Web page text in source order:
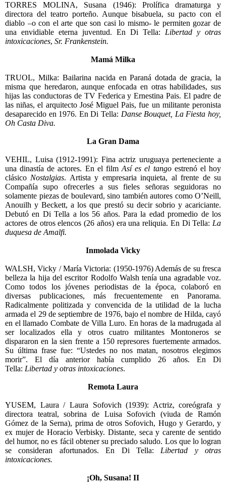
TORRES MOLINA, Susana (1946): Prolífica dramaturga y
directora del teatro porteño. Aunque bisabuela, su pacto con el
diablo –o con el arte que son casi lo mismo- le permiten gozar de
una envidiable eterna juventud. En Di Tella: Libertad y otras
intoxicaciones, Sr. Frankenstein.
Mamá Milka
TRUOL, Milka: Bailarina nacida en Paraná dotada de gracia, la
misma que heredaron, aunque enfocada en otras habilidades, sus
hijas las conductoras de TV Federica y Ernestina Pais. El padre de
las niñas, el arquitecto José Miguel Pais, fue un militante peronista
desaparecido en 1976. En Di Tella: Danse Bouquet, La Fiesta hoy,
Oh Casta Diva.
La Gran Dama
VEHIL, Luisa (1912-1991): Fina actriz uruguaya perteneciente a
una dinastía de actores. En el filmAsí es el tangoestrenó el hoy
clásicoNostalgias. Artista y empresaria inquieta, al frente de su
Compañía supo ofrecerles a sus fieles señoras seguidoras no
solamente piezas de boulevard, sino también autores como O’Neill,
Anouilh y Beckett, a los que prestó su decir sobrio y acariciante.
Debutó en Di Tella a los 56 años. Para la edad promedio de los
actores de otros elencos (26 años) era una reliquia. En Di Tella: La
duquesa de Amalfi.
Inmolada Vicky
WALSH, Vicky / María Victoria: (1950-1976) Además de su fresca
belleza la hija del escritor Rodolfo Walsh tenía una agradable voz.
Como todos los jóvenes periodistas de la época, colaboró en
diversas publicaciones, más frecuentemente en Panorama.
Radicalmente politizada y convencida de la utilidad de la lucha
armada el 29 de septiembre de 1976, bajo el nombre de Hilda, cayó
en el llamado Combate de Villa Luro. En horas de la madrugada al
ser localizados ella y otros cuatro militantes Montoneros se
dispararon en la sien frente a 150 represores fuertemente armados.
Su última frase fue: “Ustedes no nos matan, nosotros elegimos
morir”. El día anterior había cumplido 26 años. En Di
Tella: Libertad y otras intoxicaciones.
Remota Laura
YUSEM, Laura / Laura Sofovich (1939): Actriz, coreógrafa y
directora teatral, sobrina de Luisa Sofovich (viuda de Ramón
Gómez de la Serna), prima de otros Sofovich, Hugo y Gerardo, y
ex mujer de Horacio Verbisky. Distante, seca y carente de sentido
del humor, no es fácil obtener su preciado saludo. Los que lo logran
se consideran afortunados. En Di Tella:Libertad y otras
intoxicaciones.
¡Oh, Susana! II